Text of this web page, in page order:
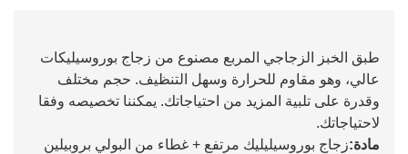
طبق الخبز الزجاجي المربع مصنوع من زجاج بوروسيليكات
عالي، وهو مقاوم للحرارة وسهل التنظيف. حجم مختلف
وقدرة على تلبية المزيد من احتياجاتك. يمكننا تخصيصه وفقا
لاحتياجاتك.
مادة:زجاج بوروسيليليك مرتفع + غطاء من البولي بروبيلين